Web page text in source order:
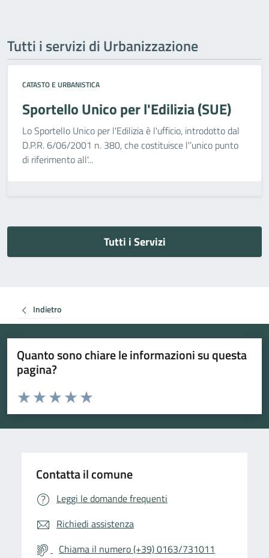
Tutti i servizi di Urbanizzazione
CATASTO E URBANISTICA
Sportello Unico per l'Edilizia (SUE)
Lo Sportello Unico per l'Edilizia è l'ufficio, introdotto dal
D.P.R. 6/06/2001 n. 380, che costituisce l'’unico punto
di riferimento all'...
Tutti i Servizi
Indietro
Quanto sono chiare le informazioni su questa
pagina?
Valuta da 1 a 5 stelle la pagina
Valuta 5 stelle su 5
Valuta 4 stelle su 5
Valuta 3 stelle su 5
Valuta 2 stelle su 5
Valuta 1 stelle su 5
Contatta il comune
Leggi le domande frequenti
Richiedi assistenza
Chiama il numero (+39) 0163/731011